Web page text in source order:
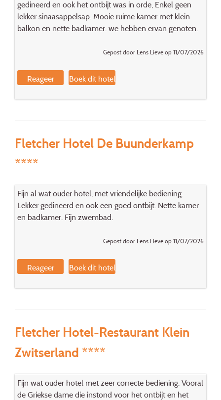
gedineerd en ook het ontbijt was in orde, Enkel geen
lekker sinaasappelsap. Mooie ruime kamer met klein
balkon en nette badkamer. we hebben ervan genoten.
Gepost door Lens Lieve op 11/07/2026
Reageer Boek dit hotel
Fletcher Hotel De Buunderkamp
****
Fijn al wat ouder hotel, met vriendelijke bediening.
Lekker gedineerd en ook een goed ontbijt. Nette kamer
en badkamer. Fijn zwembad.
Gepost door Lens Lieve op 11/07/2026
Reageer Boek dit hotel
Fletcher Hotel-Restaurant Klein
Zwitserland ****
Fijn wat ouder hotel met zeer correcte bediening. Vooral
de Griekse dame die instond voor het ontbijt en het